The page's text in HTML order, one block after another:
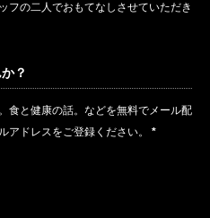
フの二人でおもてなしさせていただき
？
食と健康の話。などを無料でメール配
アドレスをご登録ください。 *